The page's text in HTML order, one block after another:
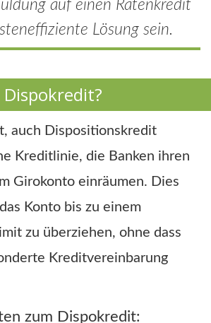
auf einen Ratenkredit
Lösung sein.
auch Dispositionskredit
Kreditlinie, die Banken ihren
Girokonto einräumen. Dies
Konto bis zu einem
zu überziehen, ohne dass
Kreditvereinbarung
zum Dispokredit: